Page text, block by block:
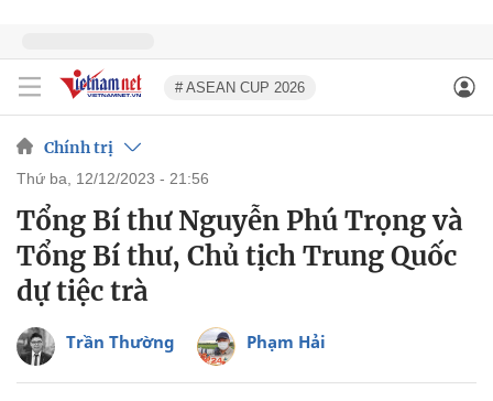
# ASEAN CUP 2026
Chính trị
thứ ba, 12/12/2023 - 21:56
Tổng Bí thư Nguyễn Phú Trọng và
Tổng Bí thư, Chủ tịch Trung Quốc
dự tiệc trà
Trần Thường Phạm Hải